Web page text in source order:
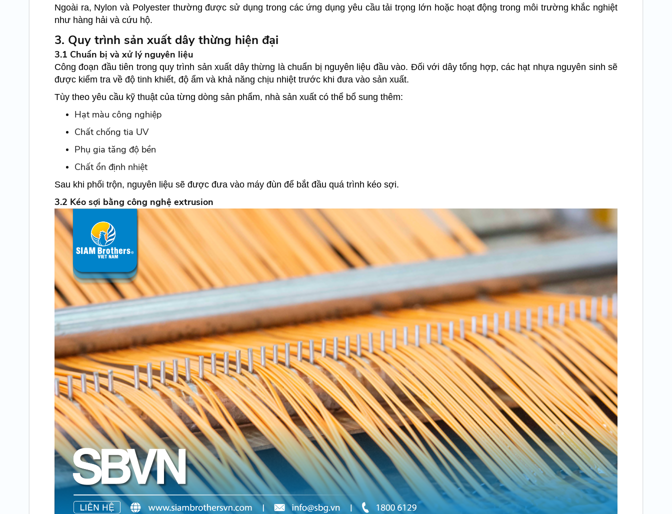
Ngoài ra, Nylon và Polyester thường được sử dụng trong các ứng dụng yêu cầu tải trọng lớn hoặc hoạt động trong môi trường khắc nghiệt
như hàng hải và cứu hộ.
3. Quy trình sản xuất dây thừng hiện đại
3.1 Chuẩn bị và xử lý nguyên liệu
Công đoạn đầu tiên trong quy trình sản xuất dây thừng là chuẩn bị nguyên liệu đầu vào. Đối với dây tổng hợp, các hạt nhựa nguyên sinh sẽ
được kiểm tra về độ tinh khiết, độ ẩm và khả năng chịu nhiệt trước khi đưa vào sản xuất.
Tùy theo yêu cầu kỹ thuật của từng dòng sản phẩm, nhà sản xuất có thể bổ sung thêm:
Hạt màu công nghiệp
Chất chống tia UV
Phụ gia tăng độ bền
Chất ổn định nhiệt
Sau khi phối trộn, nguyên liệu sẽ được đưa vào máy đùn để bắt đầu quá trình kéo sợi.
3.2 Kéo sợi bằng công nghệ extrusion